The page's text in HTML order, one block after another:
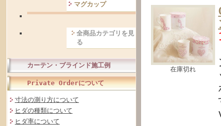
マグカップ
全商品カテゴリを見
る
カーテン・ブラインド施工例
Private Orderについて
寸法の測り方について
ヒダの種類について
ヒダ率について
在庫切れ